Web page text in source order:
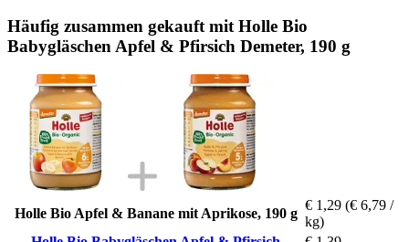
Häufig zusammen gekauft mit Holle Bio
Babygläschen Apfel & Pfirsich Demeter, 190 g
Holle Bio Apfel & Banane mit Aprikose, 190 g
€ 1,29 (€ 6,79 /
kg)